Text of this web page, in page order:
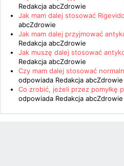
Redakcja abcZdrowie
Jak mam dalej stosować
abcZdrowie
Jak mam dalej przyjmować
Redakcja abcZdrowie
Jak muszę dalej stosować
Redakcja abcZdrowie
Czy mam dalej stosować
odpowiada Redakcja abcZdrowie
Co zrobić, jeżeli przez pomyłkę
odpowiada Redakcja abcZdrowie